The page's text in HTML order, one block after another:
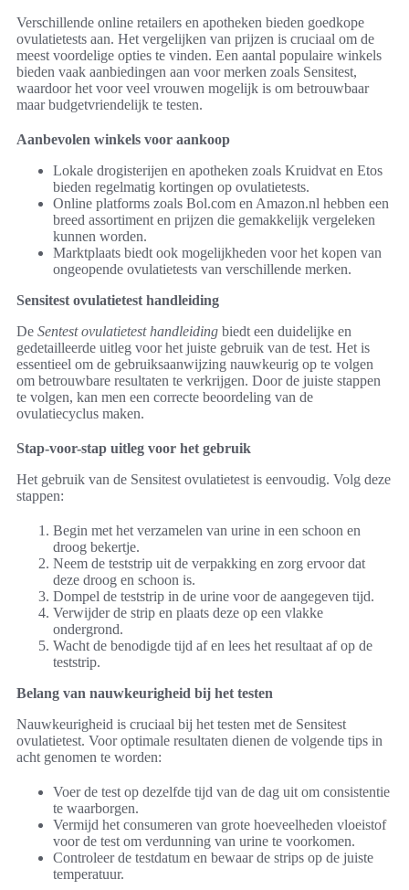
Verschillende online retailers en apotheken bieden goedkope
ovulatietests aan. Het vergelijken van prijzen is cruciaal om de
meest voordelige opties te vinden. Een aantal populaire winkels
bieden vaak aanbiedingen aan voor merken zoals Sensitest,
waardoor het voor veel vrouwen mogelijk is om betrouwbaar
maar budgetvriendelijk te testen.
Aanbevolen winkels voor aankoop
Lokale drogisterijen en apotheken zoals Kruidvat en Etos
bieden regelmatig kortingen op ovulatietests.
Online platforms zoals Bol.com en Amazon.nl hebben een
breed assortiment en prijzen die gemakkelijk vergeleken
kunnen worden.
Marktplaats biedt ook mogelijkheden voor het kopen van
ongeopende ovulatietests van verschillende merken.
Sensitest ovulatietest handleiding
De Sentest ovulatietest handleiding biedt een duidelijke en
gedetailleerde uitleg voor het juiste gebruik van de test. Het is
essentieel om de gebruiksaanwijzing nauwkeurig op te volgen
om betrouwbare resultaten te verkrijgen. Door de juiste stappen
te volgen, kan men een correcte beoordeling van de
ovulatiecyclus maken.
Stap-voor-stap uitleg voor het gebruik
Het gebruik van de Sensitest ovulatietest is eenvoudig. Volg deze
stappen:
Begin met het verzamelen van urine in een schoon en
droog bekertje.
Neem de teststrip uit de verpakking en zorg ervoor dat
deze droog en schoon is.
Dompel de teststrip in de urine voor de aangegeven tijd.
Verwijder de strip en plaats deze op een vlakke
ondergrond.
Wacht de benodigde tijd af en lees het resultaat af op de
teststrip.
Belang van nauwkeurigheid bij het testen
Nauwkeurigheid is cruciaal bij het testen met de Sensitest
ovulatietest. Voor optimale resultaten dienen de volgende tips in
acht genomen te worden:
Voer de test op dezelfde tijd van de dag uit om consistentie
te waarborgen.
Vermijd het consumeren van grote hoeveelheden vloeistof
voor de test om verdunning van urine te voorkomen.
Controleer de testdatum en bewaar de strips op de juiste
temperatuur.